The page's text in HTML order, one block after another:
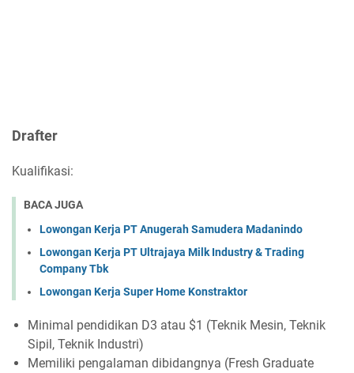
Drafter
Kualifikasi:
BACA JUGA
Lowongan Kerja PT Anugerah Samudera Madanindo
Lowongan Kerja PT Ultrajaya Milk Industry & Trading
Company Tbk
Lowongan Kerja Super Home Konstraktor
Minimal pendidikan D3 atau $1 (Teknik Mesin, Teknik
Sipil, Teknik Industri)
Memiliki pengalaman dibidangnya (Fresh Graduate